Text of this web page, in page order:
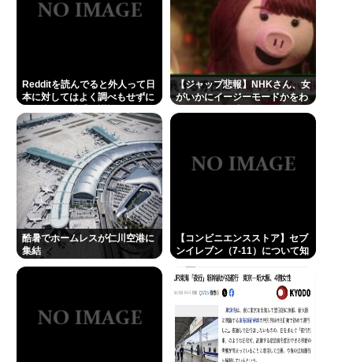
Redditを読んでると外人って日
本に対してはよく調べもせずに
な
【ジャップ悲報】NHKさん、女
がいかにイージーモードかをわ
酷暑でホームレスが仁川空港に
集結
【コンビニエンスストア】セブ
ンイレブン（7-11）について知